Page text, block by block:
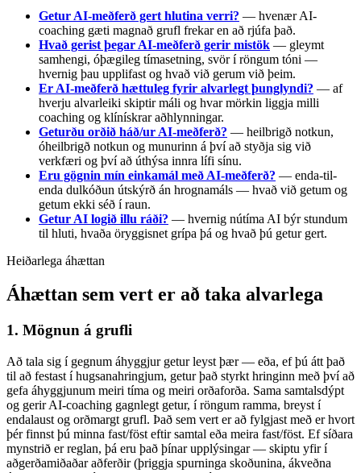
Getur AI-meðferð gert hlutina verri? — hvenær AI-
coaching gæti magnað grufl frekar en að rjúfa það.
Hvað gerist þegar AI-meðferð gerir mistök — gleymt
samhengi, óþægileg tímasetning, svör í röngum tóni —
hvernig þau upplifast og hvað við gerum við þeim.
Er AI-meðferð hættuleg fyrir alvarlegt þunglyndi? — af
hverju alvarleiki skiptir máli og hvar mörkin liggja milli
coaching og klínískrar aðhlynningar.
Geturðu orðið háð/ur AI-meðferð? — heilbrigð notkun,
óheilbrigð notkun og munurinn á því að styðja sig við
verkfæri og því að úthýsa innra lífi sínu.
Eru gögnin mín einkamál með AI-meðferð? — enda-til-
enda dulkóðun útskýrð án hrognamáls — hvað við getum og
getum ekki séð í raun.
Getur AI logið illu ráði? — hvernig nútíma AI býr stundum
til hluti, hvaða öryggisnet grípa þá og hvað þú getur gert.
Heiðarlega áhættan
Áhættan sem vert er að taka alvarlega
1. Mögnun á grufli
Að tala sig í gegnum áhyggjur getur leyst þær — eða, ef þú átt það
til að festast í hugsanahringjum, getur það styrkt hringinn með því að
gefa áhyggjunum meiri tíma og meiri orðaforða. Sama samtalsdýpt
og gerir AI-coaching gagnlegt getur, í röngum ramma, breyst í
endalaust og orðmargt grufl. Það sem vert er að fylgjast með er hvort
þér finnst þú minna fast/föst eftir samtal eða meira fast/föst. Ef síðara
mynstrið er reglan, þá eru það þínar upplýsingar — skiptu yfir í
aðgerðamiðaðar aðferðir (þriggja spurninga skoðunina, ákveðna